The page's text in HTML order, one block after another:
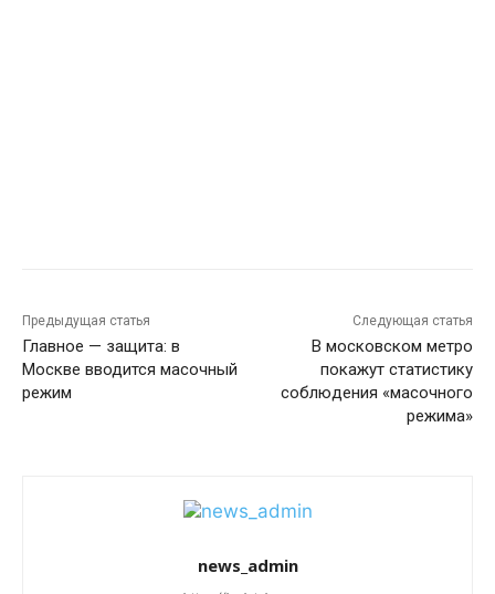
Предыдущая статья
Главное — защита: в
Москве вводится масочный
режим
Следующая статья
В московском метро
покажут статистику
соблюдения «масочного
режима»
news_admin